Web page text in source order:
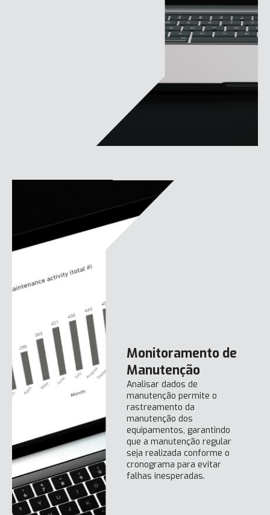
Monitoramento de
Manutenção
Analisar dados de
manutenção permite o
rastreamento da
manutenção dos
equipamentos, garantindo
que a manutenção regular
seja realizada conforme o
cronograma para evitar
falhas inesperadas.